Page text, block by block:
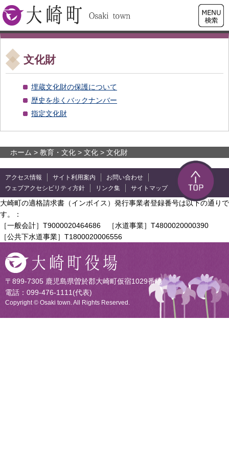
大崎町
検索・
共通メ
ニュー
文化財
埋蔵文化財の保護について
歴史を歩くバックナンバー
指定文化財
ホーム > 教育・文化 > 文化 > 文化財
アクセス情報 サイト利用案内
お問い合わせ
ウェブアクセシビリティ方針
リンク集 サイトマップ
大崎町の適格請求書（インボイス）発行事業者登録番号は以下の通りで
す。：
［一般会計］T9000020464686 ［水道事業］T4800020000390
［公共下水道事業］T1800020006556
〒899-7305 鹿児島県曽於郡大崎町仮宿1029番地
電話：099-476-1111(代表)
Copyright © Osaki town. All Rights Reserved.